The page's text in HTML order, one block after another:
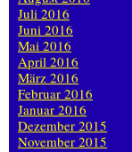
Juli 2016
Juni 2016
Mai 2016
April 2016
März 2016
Februar 2016
Januar 2016
Dezember 2015
November 2015